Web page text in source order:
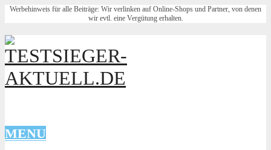
Werbehinweis für alle Beiträge: Wir verlinken auf Online-Shops und Partner, von denen
wir evtl. eine Vergütung erhalten.
MENU